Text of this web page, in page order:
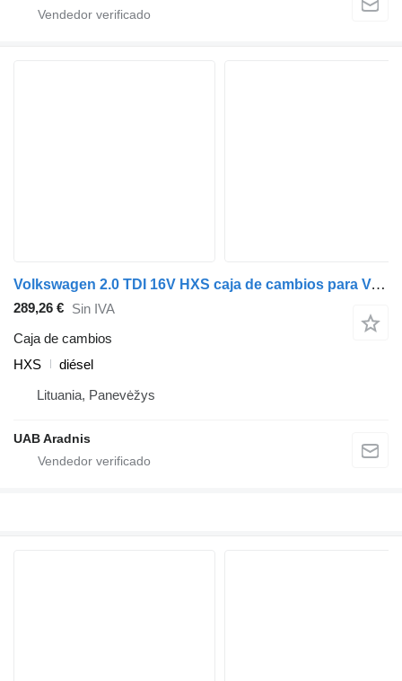
Volkswagen 2.0 TDI 16V HXS caja de cambios para Volkswagen PASSAT B6 (3C2) coche
289,26 € Sin IVA
Caja de cambios
HXS
diésel
Lituania, Panevėžys
UAB Aradnis